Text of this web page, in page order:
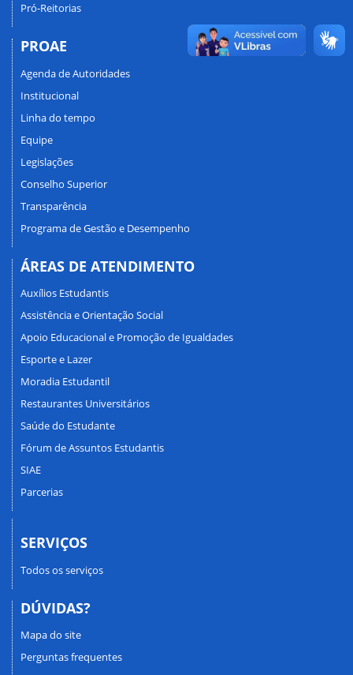
Pró-Reitorias
PROAE
Agenda de Autoridades
Institucional
Linha do tempo
Equipe
Legislações
Conselho Superior
Transparência
Programa de Gestão e Desempenho
ÁREAS DE ATENDIMENTO
Auxílios Estudantis
Assistência e Orientação Social
Apoio Educacional e Promoção de Igualdades
Esporte e Lazer
Moradia Estudantil
Restaurantes Universitários
Saúde do Estudante
Fórum de Assuntos Estudantis
SIAE
Parcerias
SERVIÇOS
Todos os serviços
DÚVIDAS?
Mapa do site
Perguntas frequentes